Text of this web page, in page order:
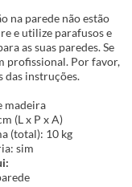
na parede não estão
e utilize parafusos e
as suas paredes. Se
profissional. Por favor,
das instruções.
madeira
(L x P x A)
(total): 10 kg
sim